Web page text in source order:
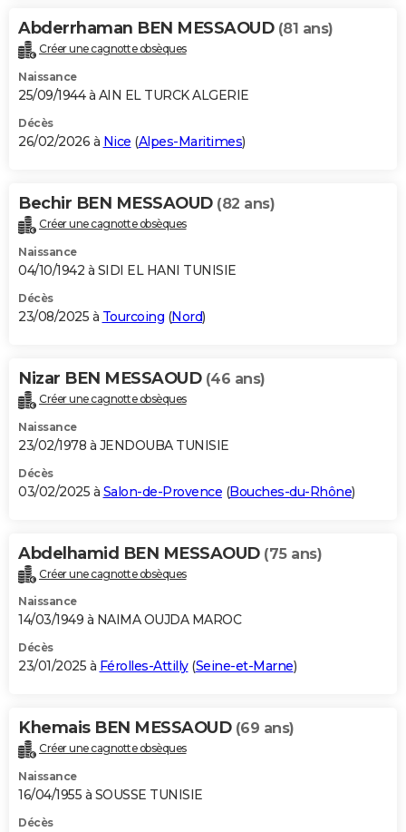
Carte de Noël
Carte Bonne année
Carte Saint-Valentin
Carte Pâques
Carte d'anniversaire
DICTIONNAIRE
Dictionnaire
Biographies
Citations
Expressions
Proverbes
PROGRAMME TV
S'inscrire
Se connecter
Lycées
Collèges
Primaires
Universités
Entreprises
Service militaire
Avis de recherche
AVIS DE DÉCÈS
Bricolage
Lifestyle
Culture
Sport
Auto
Television
Voyage
Cinema
Abderrhaman BEN MESSAOUD (81 ans)
Créer une cagnotte obsèques
Naissance
25/09/1944 à AIN EL TURCK ALGERIE
Décès
26/02/2026 à Nice (Alpes-Maritimes)
Bechir BEN MESSAOUD (82 ans)
Créer une cagnotte obsèques
Naissance
04/10/1942 à SIDI EL HANI TUNISIE
Décès
23/08/2025 à Tourcoing (Nord)
Nizar BEN MESSAOUD (46 ans)
Créer une cagnotte obsèques
Naissance
23/02/1978 à JENDOUBA TUNISIE
Décès
03/02/2025 à Salon-de-Provence (Bouches-du-Rhône)
Abdelhamid BEN MESSAOUD (75 ans)
Créer une cagnotte obsèques
Naissance
14/03/1949 à NAIMA OUJDA MAROC
Décès
23/01/2025 à Férolles-Attilly(Seine-et-Marne)
Khemais BEN MESSAOUD (69 ans)
Créer une cagnotte obsèques
Naissance
16/04/1955 à SOUSSE TUNISIE
Décès